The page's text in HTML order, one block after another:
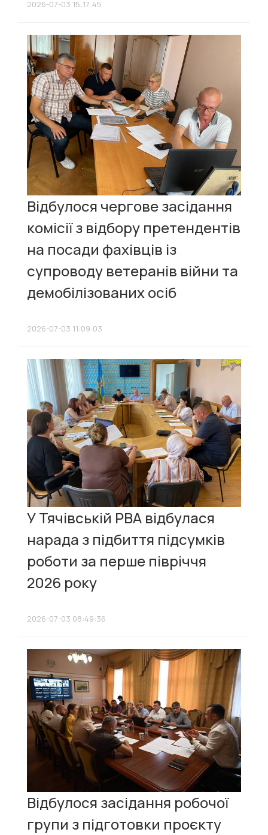
2026-07-03 15:17:45
Відбулося чергове засідання
комісії з відбору претендентів
на посади фахівців із
супроводу ветеранів війни та
демобілізованих осіб
2026-07-03 11:09:03
У Тячівській РВА відбулася
нарада з підбиття підсумків
роботи за перше півріччя
2026 року
2026-07-03 08:49:36
Відбулося засідання робочої
групи з підготовки проєкту